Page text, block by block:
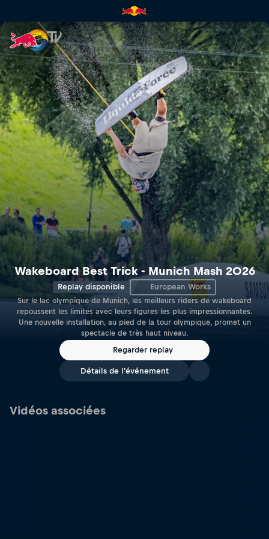
Wakeboard Best Trick -
Wakeboard Best Trick - Munich Mash 2026
Replay disponible European Works
Sur le lac olympique de Munich, les meilleurs riders de wakeboard
repoussent les limites avec leurs figures les plus impressionnantes.
Une nouvelle installation, au pied de la tour olympique, promet un
spectacle de très haut niveau.
Regarder replay
Détails de l'événement
Vidéos associées